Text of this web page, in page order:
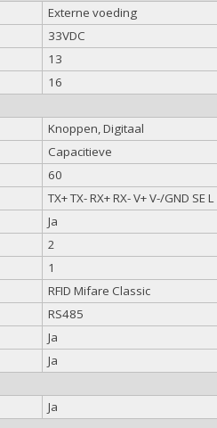
Externe voeding
33VDC
13
16
Knoppen, Digitaal
Capacitieve
60
TX+ TX- RX+ RX- V+ V-/GND SE
Ja
2
1
RFID Mifare Classic
RS485
Ja
Ja
Ja